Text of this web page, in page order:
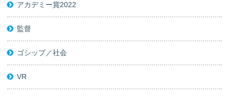
アカデミー賞2022
監督
ゴシップ／社会
VR